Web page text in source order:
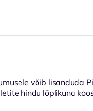
võib lisanduda
hindu lõplikuna